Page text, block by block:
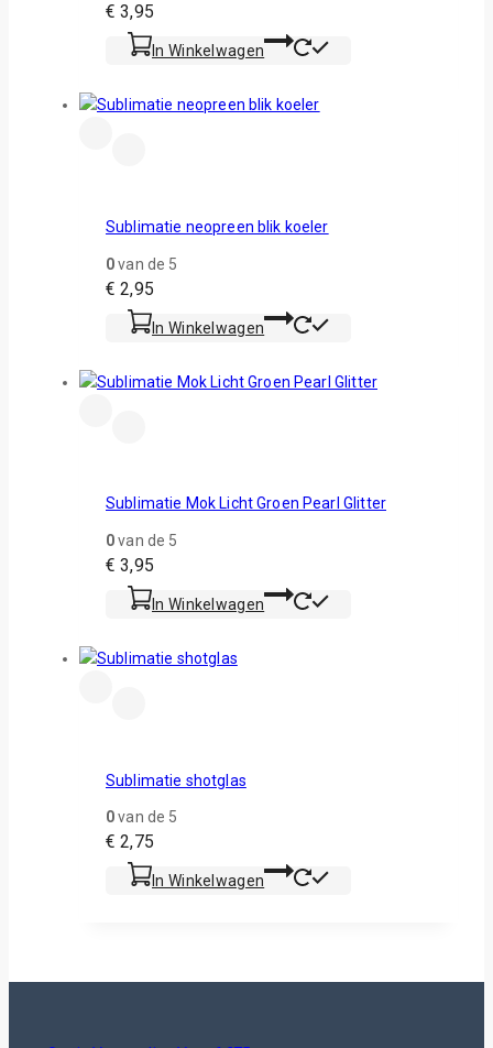
€ 3,95
In Winkelwagen
Sublimatie neopreen blik koeler
0van de 5
€ 2,95
In Winkelwagen
Sublimatie Mok Licht Groen Pearl Glitter
0van de 5
€ 3,95
In Winkelwagen
Sublimatie shotglas
0van de 5
€ 2,75
In Winkelwagen